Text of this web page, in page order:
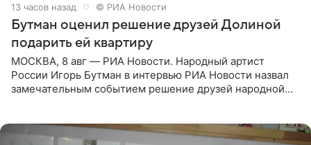
13 часов назад © РИА Новости
Бутман оценил решение друзей Долиной
подарить ей квартиру
МОСКВА, 8 авг — РИА Новости. Народный артист
России Игорь Бутман в интервью РИА Новости назвал
замечательным событием решение друзей народной